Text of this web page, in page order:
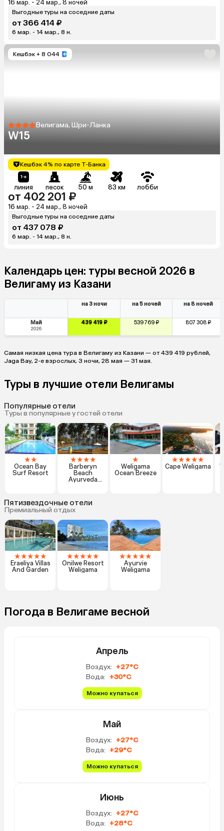
16 мар. - 24 мар., 8 ночей
Выгодные туры на соседние даты
от 366 414 ₽
6 мар. - 14 мар., 8 н.
Кешбэк + 8 044
Велигама, Шри-Ланка
W15
Кешбэк 4% по карте Т-Банка
линия песок 50 м 83 км лобби
от 402 201 ₽
16 мар. - 24 мар., 8 ночей
Выгодные туры на соседние даты
от 437 078 ₽
6 мар. - 14 мар., 8 н.
Календарь цен: туры весной 2026 в
Велигаму из Казани
на 3 ночи на 5 ночей на 8 ночей
Май
2026
439 419 ₽ 539 769 ₽ 807 308 ₽
Самая низкая цена тура в Велигаму из Казани — от 439 419 рублей,
Jaga Bay, 2-е взрослых, 3 ночи, 28 мая — 31 мая.
Туры в лучшие отели Велигамы
Популярные отели
Туры в популярные у гостей отели
★★
Ocean Bay
Surf Resort
★★★★
Barberyn
Beach
Ayurveda
★
Weligama
Ocean Breeze
★★★★★
Cape Weligama
Пятизвездочные отели
Премиальный отдых
★★★★★
Eraeliya Villas
And Garden
★★★★★
Onilwe Resort
Weligama
★★★★★
Ayurvie
Weligama
Погода в Велигаме весной
Апрель
Воздух: +27°C
Вода: +30°C
Можно купаться
Май
Воздух: +27°C
Вода: +29°C
Можно купаться
Июнь
Воздух: +27°C
Вода: +28°C